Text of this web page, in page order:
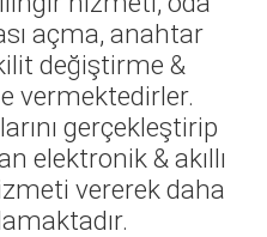
açma, anahtar
değiştirme &
vermektedirler.
gerçekleştirip
elektronik & akıllı
vererek daha